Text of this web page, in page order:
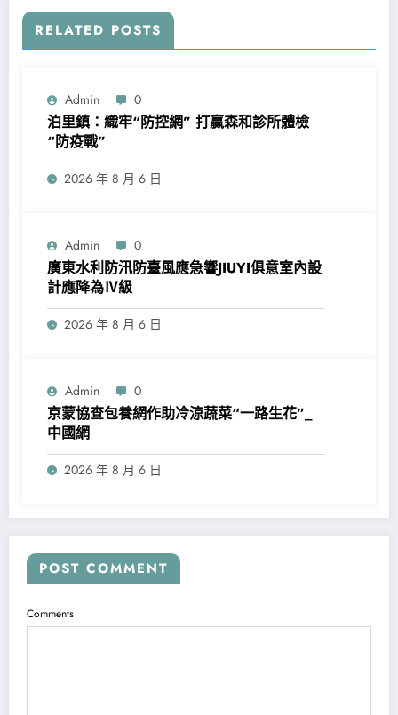
RELATED POSTS
Admin 0
泊里鎮：織牢“防控網” 打贏森和診所體檢
“防疫戰”
2026 年 8 月 6 日
Admin 0
廣東水利防汛防臺風應急響JIUYI俱意室內設
計應降為Ⅳ級
2026 年 8 月 6 日
Admin 0
京蒙協查包養網作助冷涼蔬菜“一路生花”_
中國網
2026 年 8 月 6 日
POST COMMENT
Comments